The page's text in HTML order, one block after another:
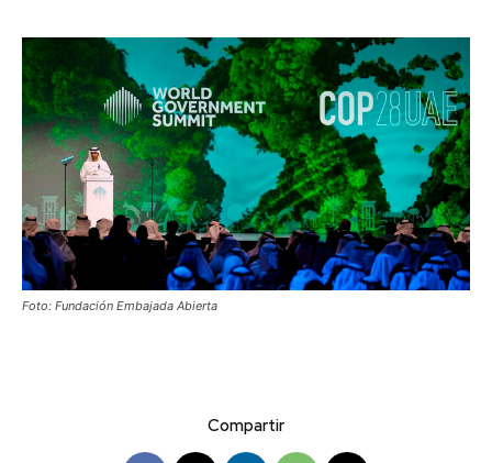
Foto: Fundación Embajada Abierta
Compartir